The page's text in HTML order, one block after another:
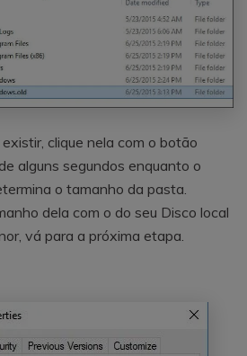
clique nela com o botão
alguns segundos enquanto o
o tamanho da pasta.
dela com o do seu Disco local
vá para a próxima etapa.